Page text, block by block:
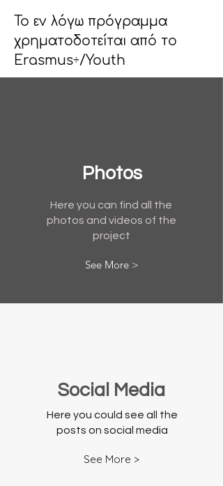
Το εν λόγω πρόγραμμα
χρηματοδοτείται από το
Erasmus÷/Youth
Photos
Here you can find all the
photos and videos of the
project
See More >
Social Media
Here you could see all the
posts on social media
See More >